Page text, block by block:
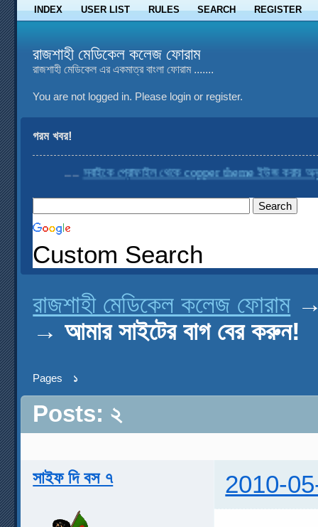
INDEX USER LIST RULES SEARCH REGISTER
রাজশাহী মেডিকেল কলেজ ফোরাম
রাজশাহী মেডিকেল এর একমাত্র বাংলা ফোরাম .......
You are not logged in. Please login or register.
গরম খবর!
....সবাইকে প্রোফাইল থেকে copper theme ইউজ করার
Custom Search
রাজশাহী মেডিকেল কলেজ ফোরাম
→আমার সাইটের বাগ বের করুন!
Pages ১
Posts: ২
সাইফ দি বস ৭ 2010-